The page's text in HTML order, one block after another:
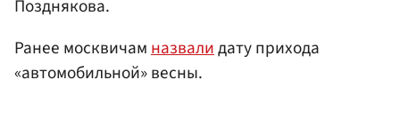
Позднякова.
Ранее москвичамназвалидату прихода
«автомобильной» весны.